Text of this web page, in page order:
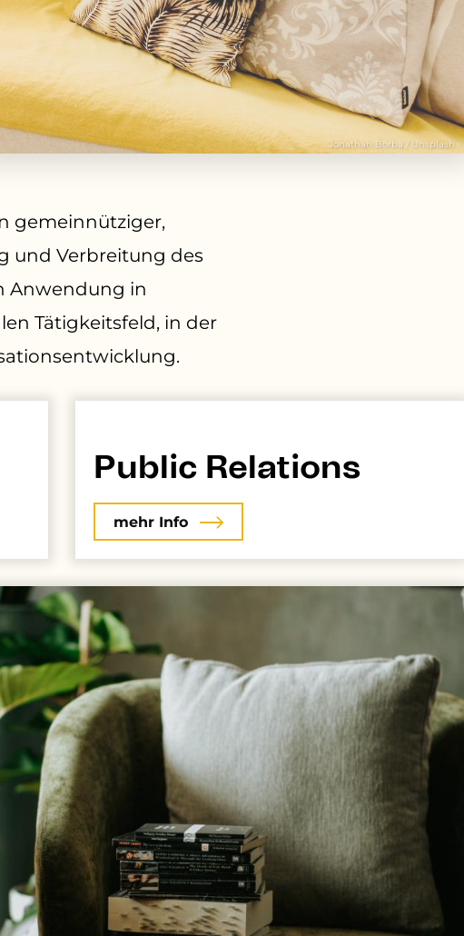
Jonathan Borba / Unsplash
gemeinnütziger,
und Verbreitung des
Anwendung in
Tätigkeitsfeld, in der
Public Relations
mehr Info